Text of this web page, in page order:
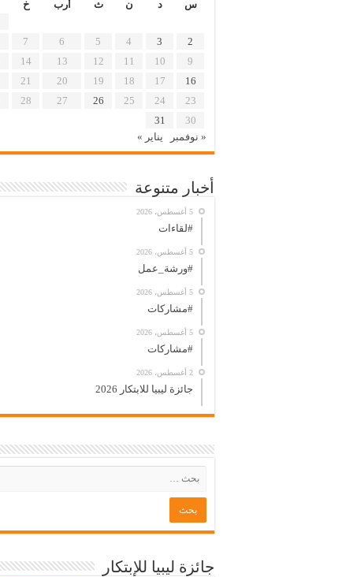
س
د ن ث أرب خ
2
3
4
5
6
7
9
10
11
12
13
14
16
17
18
19
20
21
23
24
25
26
27
28
30
31
« نوفمبر
يناير »
أخبار متنوعة
5 أغسطس، 2026
#لقاءات
5 أغسطس، 2026
#ورشة_عمل
5 أغسطس، 2026
#مشاركات
5 أغسطس، 2026
#مشاركات
2 أغسطس، 2026
جائزة ليبيا للابتكار 2026
جائزة ليبيا للإبتكار